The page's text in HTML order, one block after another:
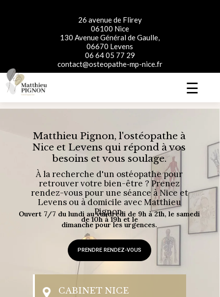
26 avenue de Flirey
06100 Nice
130 Avenue Général de Gaulle,
06670 Levens
06 64 05 77 29
contact@osteopathe-mp-nice.fr
☰
Ouvert 7/7 du lundi au vendredi de 9h à 21h, le samedi
de 10h à 19h et le
dimanche pour les urgences.
PRENDRE RENDEZ-VOUS
Matthieu Pignon, l'ostéopathe à
Nice et Levens qui répond à vos
besoins et vous soulage.
À la recherche d'un ostéopathe pour
retrouver votre bien-être ? Prenez
rendez-vous pour une séance à Nice et
Levens ou à domicile avec Matthieu
Pignon.
CABINET NICE